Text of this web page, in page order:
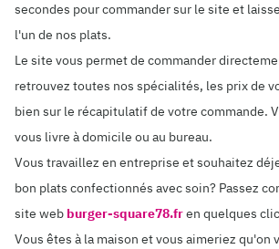
secondes pour commander sur le site et
l'un de nos plats.
Le site vous permet de commander
retrouvez toutes nos spécialités, les prix de
bien sur le récapitulatif de votre commande.
vous livre à domicile ou au bureau.
Vous travaillez en entreprise et souhaitez
bon plats confectionnés avec soin? Passez
site web burger-square78.fren quelques
Vous êtes à la maison et vous aimeriez qu'on